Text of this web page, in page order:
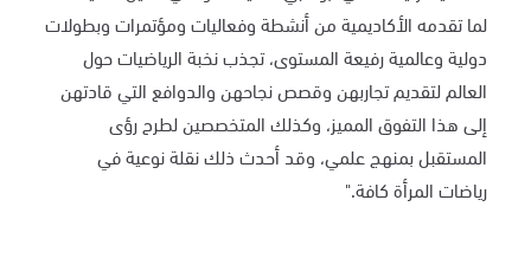
لما تقدمه الأكاديمية من أنشطة وفعاليات ومؤتمرات وبطولات
دولية وعالمية رفيعة المستوى، تجذب نخبة الرياضيات حول
العالم لتقديم تجاربهن وقصص نجاحهن والدوافع التي قادتهن
إلى هذا التفوق المميز، وكذلك المتخصصين لطرح رؤى
المستقبل بمنهج علمي، وقد أحدث ذلك نقلة نوعية في
رياضات المرأة كافة."